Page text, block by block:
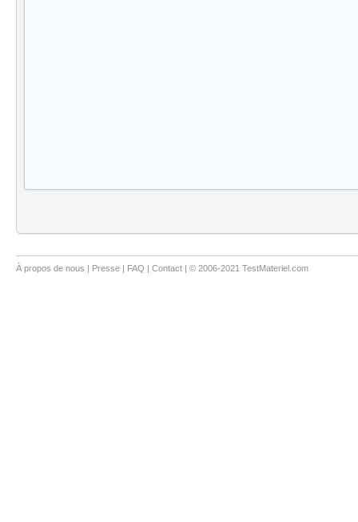
À propos de nous | Presse | FAQ | Contact | © 2006-2021 TestMateriel.com